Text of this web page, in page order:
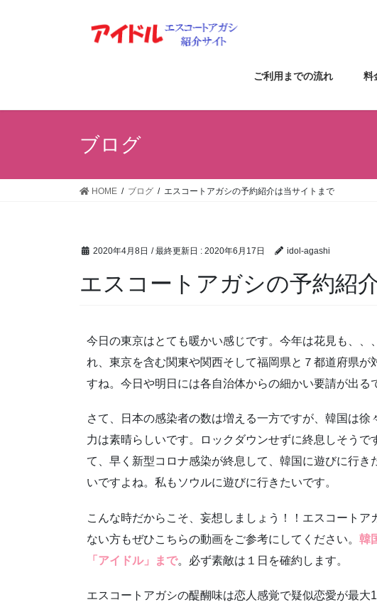
移
ン
ご利用までの流れ 料
ブログ
HOME ブログ エスコートアガシの予約紹介は当サイトまで
2020年4月8日 / 最終更新日 : 2020年6月17日 idol-agashi
エスコートアガシの予約紹
今日の東京はとても暖かい感じです。今年は花見も、、
れ、東京を含む関東や関西そして福岡県と７都道府県
すね。今日や明日には各自治体からの細かい要請が出る
さて、日本の感染者の数は増える一方ですが、韓国は
力は素晴らしいです。ロックダウンせずに終息しそうで
て、早く新型コロナ感染が終息して、韓国に遊びに行
いですよね。私もソウルに遊びに行きたいです。
こんな時だからこそ、妄想しましょう！！エスコート
ない方もぜひこちらの動画をご参考にしてください。 韓
「アイドル」まで。必ず素敵は１日を確約します。
エスコートアガシの醍醐味は恋人感覚で疑似恋愛が最大